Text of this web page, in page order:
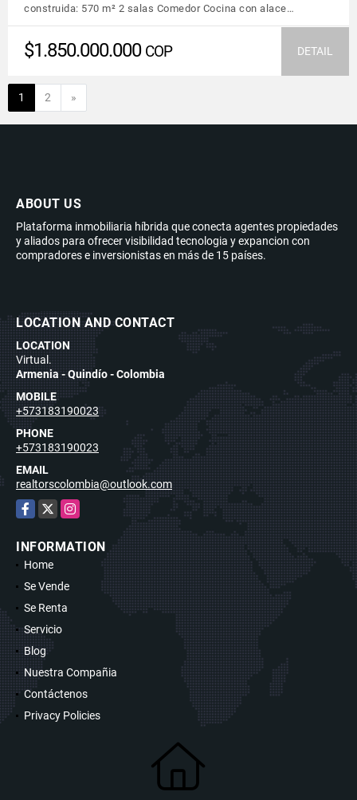
construida: 570 m² 2 salas Comedor Cocina con alace…
$1.850.000.000 COP DETAIL
1 2 »
ABOUT US
Plataforma inmobiliaria híbrida que conecta agentes propiedades
y aliados para ofrecer visibilidad tecnologia y expancion con
compradores e inversionistas en más de 15 países.
LOCATION AND CONTACT
LOCATION
Virtual.
Armenia - Quindío - Colombia
MOBILE
+573183190023
PHONE
+573183190023
EMAIL
realtorscolombia@outlook.com
Facebook
X Instagram
INFORMATION
Home
Se Vende
Se Renta
Servicio
Blog
Nuestra Compañia
Contáctenos
Privacy Policies